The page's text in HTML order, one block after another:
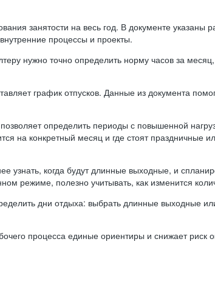
занятости на весь год. В документе
процессы и проекты.
нужно точно определить норму часов за
график отпусков. Данные из документа
определить периоды с повышенной
на конкретный месяц и где стоят
узнать, когда будут длинные выходные, и
режиме, полезно учитывать, как изменится
дни отдыха: выбрать длинные выходные
процесса единые ориентиры и снижает риск